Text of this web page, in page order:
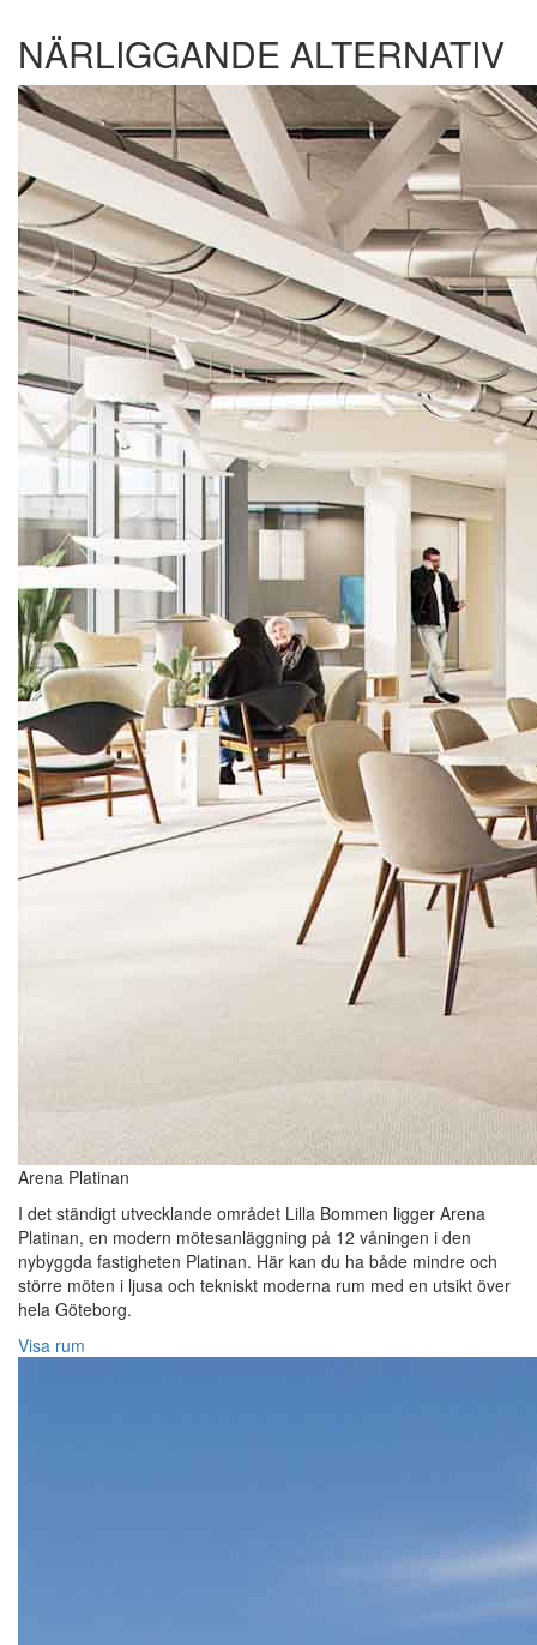
NÄRLIGGANDE ALTERNATIV
Arena Platinan
I det ständigt utvecklande området Lilla Bommen ligger Arena
Platinan, en modern mötesanläggning på 12 våningen i den
nybyggda fastigheten Platinan. Här kan du ha både mindre och
större möten i ljusa och tekniskt moderna rum med en utsikt över
hela Göteborg.
Visa rum